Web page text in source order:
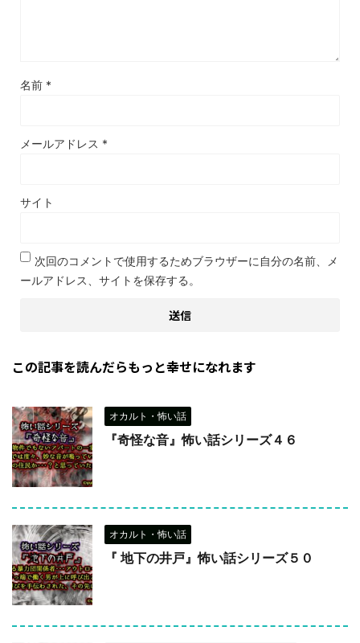
名前 *
メールアドレス *
サイト
次回のコメントで使用するためブラウザーに自分の名前、メ
ールアドレス、サイトを保存する。
この記事を読んだらもっと幸せになれます
オカルト・怖い話
『奇怪な音』怖い話シリーズ４６
オカルト・怖い話
『 地下の井戸』怖い話シリーズ５０